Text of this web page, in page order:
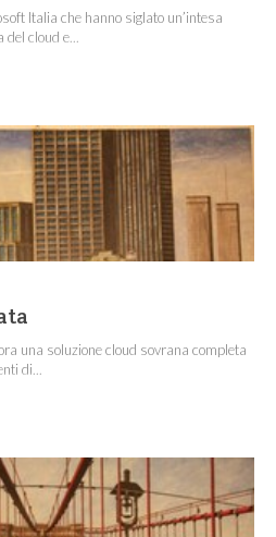
Italia che hanno siglato un’intesa
cloud e...
una soluzione cloud sovrana completa
di...